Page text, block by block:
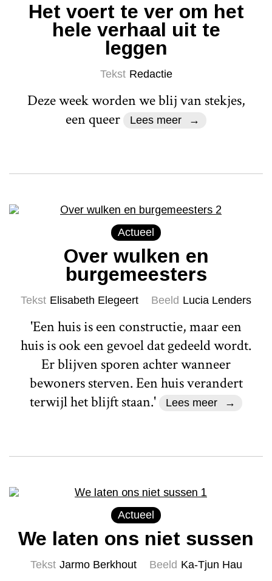
Het voert te ver om het
hele verhaal uit te
leggen
Tekst Redactie
Deze week worden we blij van stekjes,
een queer
Lees meer
Actueel
Over wulken en
burgemeesters
Tekst Elisabeth Elegeert Beeld Lucia Lenders
'Een huis is een constructie, maar een
huis is ook een gevoel dat gedeeld wordt.
Er blijven sporen achter wanneer
bewoners sterven. Een huis verandert
terwijl het blijft staan.'
Lees meer
Actueel
We laten ons niet sussen
Tekst Jarmo Berkhout Beeld Ka-Tjun Hau